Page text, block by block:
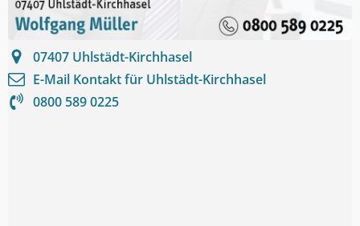
07407 Uhlstädt-Kirchhasel
E-Mail Kontakt für Uhlstädt-Kirchhasel
0800 589 0225